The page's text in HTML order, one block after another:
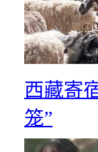
西藏寄
笼”